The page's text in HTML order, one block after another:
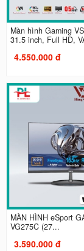
Màn hình Gaming
31.5 inch, Full HD,
4.550.000 đ
MÀN HÌNH eSport
VG275C (27...
3.590.000 đ